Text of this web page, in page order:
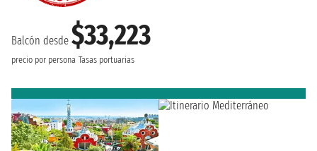
Balcón desde $33,223
precio por persona Tasas portuarias